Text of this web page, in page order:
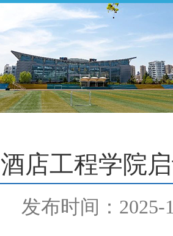
酒店工程学院
发布时间：2025-